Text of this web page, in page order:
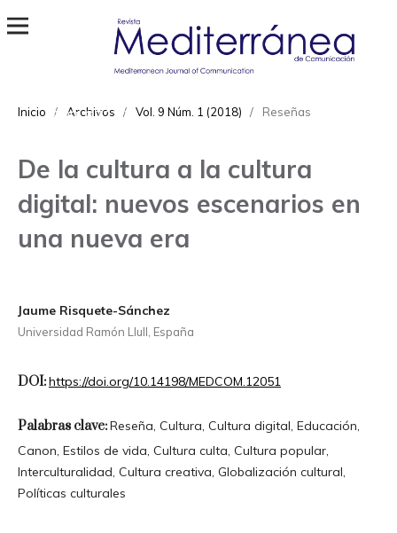
1989-872X
Inicio / Archivos / Vol. 9 Núm. 1 (2018) / Reseñas
De la cultura a la cultura
digital: nuevos escenarios en
una nueva era
Jaume Risquete-Sánchez
Universidad Ramón Llull, España
DOI:https://doi.org/10.14198/MEDCOM.12051
Palabras clave:Reseña, Cultura, Cultura digital, Educación,
Canon, Estilos de vida, Cultura culta, Cultura popular,
Interculturalidad, Cultura creativa, Globalización cultural,
Políticas culturales